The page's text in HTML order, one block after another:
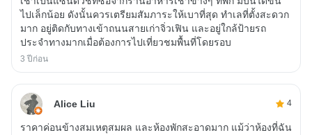
ไปเล็กน้อย ดังนั้นควรเตรียมสัมภาระให้เบาที่สุด ทำเลที่ตั้งสะดวก
มาก อยู่ติดกับทางเข้าถนนสายเก่าจิ่วเฟิน และอยู่ใกล้ป้ายรถ
ประจำทางมากเมื่อต้องการไปเที่ยวชมพื้นที่โดยรอบ
3 ปีก่อน
Alice Liu 4
ราคาค่อนข้างสมเหตุสมผล และห้องพักสะอาดมาก แม้ว่าห้องที่ฉัน